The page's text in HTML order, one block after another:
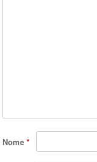
Nome*